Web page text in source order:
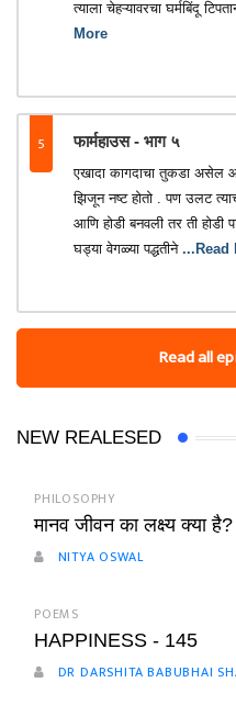
त्याला चेहऱ्यावरचा घर्मबिंदू
More
5 फार्महाउस - भाग ५
एखादा कागदाचा तुकडा असेल
झिजून नष्ट होतो . पण उलट
आणि होडी बनवली तर ती होडी
घड्या वेगळ्या पद्धतीने ...Read
Read all
NEW REALESED
PHILOSOPHY
मानव जीवन का लक्ष्य क्या है?
NITYA OSWAL
POEMS
HAPPINESS - 145
DR DARSHITA BABUBHAI